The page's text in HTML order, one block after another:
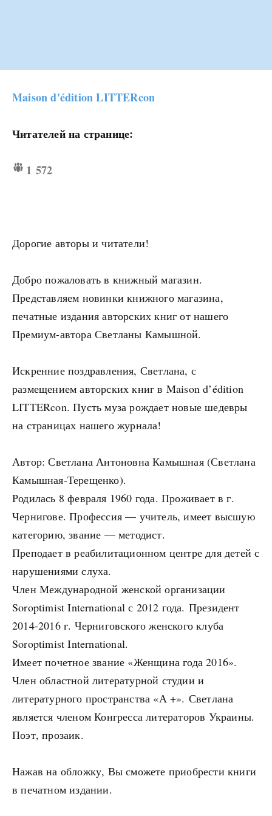
Maison d'édition LITTERcon
Читателей на странице:
1 572
Дорогие авторы и читатели!
Добро пожаловать в книжный магазин.
Представляем новинки книжного магазина,
печатные издания авторских книг от нашего
Премиум-автора Светланы Камышной.
Искренние поздравления, Светлана, с
размещением авторских книг в Maison d’édition
LITTERcon. Пусть муза рождает новые шедевры
на страницах нашего журнала!
Автор: Светлана Антоновна Камышная (Светлана
Камышная-Терещенко).
Родилась 8 февраля 1960 года. Проживает в г.
Чернигове. Профессия — учитель, имеет высшую
категорию, звание — методист.
Преподает в реабилитационном центре для детей с
нарушениями слуха.
Член Международной женской организации
Soroptimist International с 2012 года. Президент
2014-2016 г. Черниговского женского клуба
Soroptimist International.
Имеет почетное звание «Женщина года 2016».
Член областной литературной студии и
литературного пространства «А +». Светлана
является членом Конгресса литераторов Украины.
Поэт, прозаик.
Нажав на обложку, Вы сможете приобрести книги
в печатном издании.